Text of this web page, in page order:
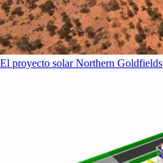
El proyecto solar Northern Goldfields